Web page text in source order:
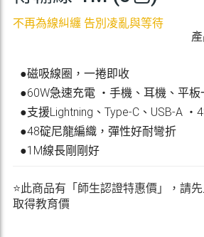
不再為線糾纏 告別凌亂與等待
●磁吸線圈，一捲即收
●60W急速充電 ・手機、耳機、平板
●支援Lightning、Type-C、USB-A ・
●48碇尼龍編織，彈性好耐彎折
●1M線長剛剛好
⭐此商品有「師生認證特惠價」，請
取得教育價